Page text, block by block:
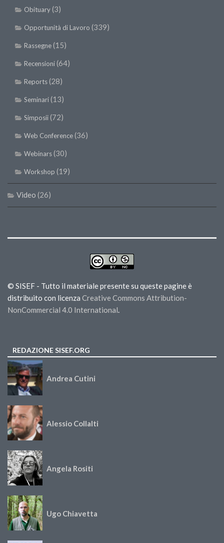
Obituary(3)
Opportunità di Lavoro (339)
Rassegne(15)
Recensioni(64)
Reports(28)
Seminari(13)
Simposii(72)
Web Conference(36)
Webinars(30)
Workshop (19)
Video (26)
© SISEF - Tutto il materiale presente su queste pagine è
distribuito con licenza Creative Commons Attribution-
NonCommercial 4.0 International.
REDAZIONE SISEF.ORG
Andrea Cutini
Alessio Collalti
Angela Rositi
Ugo Chiavetta